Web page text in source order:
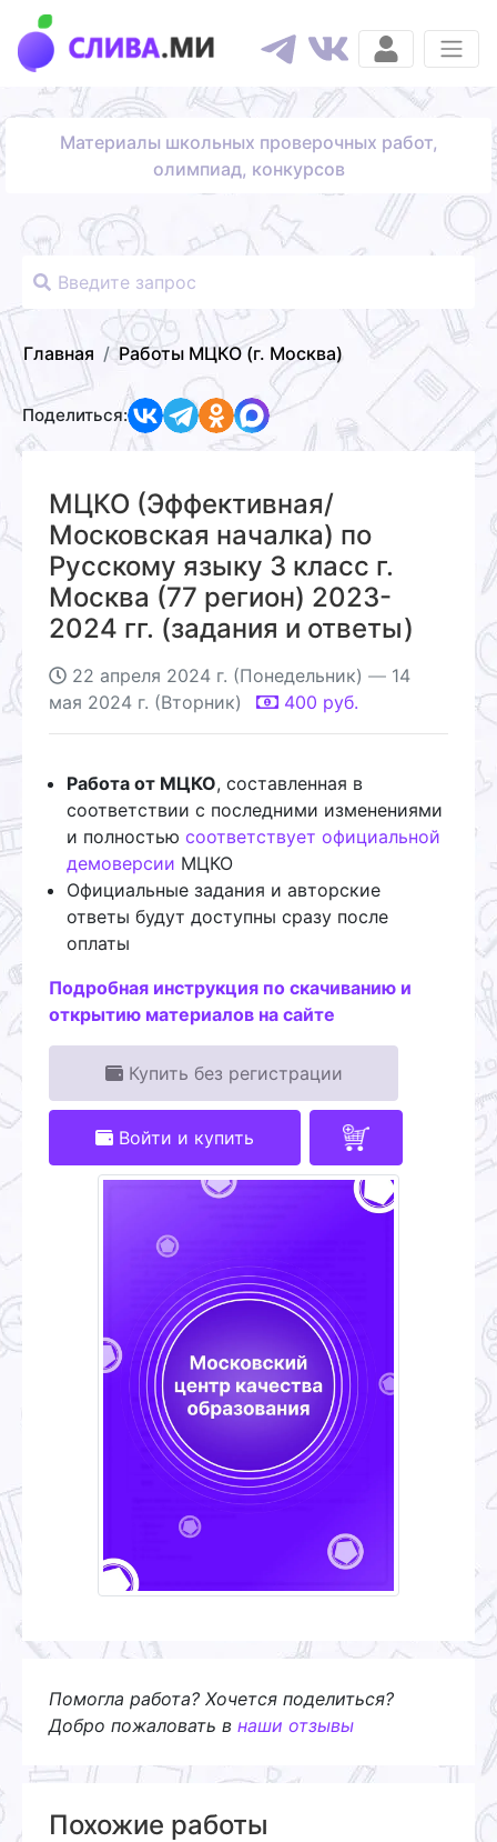
Материалы школьных проверочных работ,
олимпиад, конкурсов
Главная Работы МЦКО (г. Москва)
Поделиться:
МЦКО (Эффективная/
Московская началка) по
Русскому языку 3 класс г.
Москва (77 регион) 2023-
2024 гг. (задания и ответы)
22 апреля 2024 г. (Понедельник) — 14
мая 2024 г. (Вторник)
400 руб.
Работа от МЦКО, составленная в
соответствии с последними изменениями
и полностью соответствует официальной
демоверсии МЦКО
Официальные задания и авторские
ответы будут доступны сразу после
оплаты
Подробная инструкция по скачиванию и
открытию материалов на сайте
Купить без регистрации
Войти и купить
Помогла работа? Хочется поделиться?
Добро пожаловать в наши отзывы
Похожие работы